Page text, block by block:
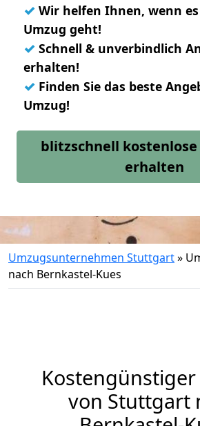
✓ Wir helfen Ihnen, wenn
Umzug geht!
✓ Schnell & unverbindlich
erhalten!
✓ Finden Sie das beste
Umzug!
blitzschnell
erhalten
Umzugsunternehmen Stuttgart»
nach Bernkastel-Kues
von Stuttgart